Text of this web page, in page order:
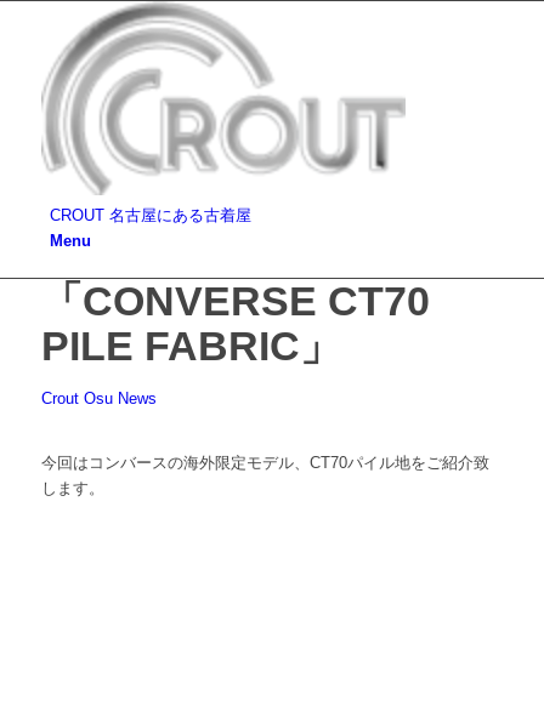
CROUT 名古屋にある古着屋
Menu
「CONVERSE CT70
PILE FABRIC」
Crout Osu News
今回はコンバースの海外限定モデル、CT70パイル地をご紹介致
します。